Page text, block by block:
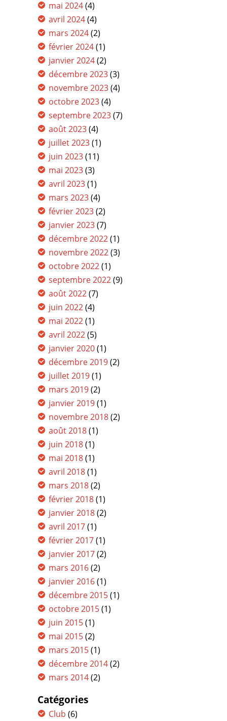
mai 2024(4)
avril 2024(4)
mars 2024(2)
février 2024(1)
janvier 2024(2)
décembre 2023(3)
novembre 2023(4)
octobre 2023(4)
septembre 2023(7)
août 2023(4)
juillet 2023(1)
juin 2023(11)
mai 2023(3)
avril 2023(1)
mars 2023(4)
février 2023(2)
janvier 2023(7)
décembre 2022(1)
novembre 2022(3)
octobre 2022(1)
septembre 2022(9)
août 2022(7)
juin 2022(4)
mai 2022(1)
avril 2022(5)
janvier 2020(1)
décembre 2019(2)
juillet 2019(1)
mars 2019(2)
janvier 2019(1)
novembre 2018(2)
août 2018(1)
juin 2018(1)
mai 2018(1)
avril 2018(1)
mars 2018(2)
février 2018(1)
janvier 2018(2)
avril 2017(1)
février 2017(1)
janvier 2017(2)
mars 2016(2)
janvier 2016(1)
décembre 2015(1)
octobre 2015(1)
juin 2015(1)
mai 2015(2)
mars 2015(1)
décembre 2014(2)
mars 2014(2)
Catégories
Club (6)